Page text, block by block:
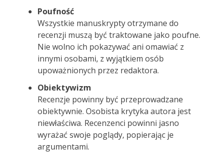
Poufność
Wszystkie manuskrypty otrzymane do
recenzji muszą być traktowane jako poufne.
Nie wolno ich pokazywać ani omawiać z
innymi osobami, z wyjątkiem osób
upoważnionych przez redaktora.
Obiektywizm
Recenzje powinny być przeprowadzane
obiektywnie. Osobista krytyka autora jest
niewłaściwa. Recenzenci powinni jasno
wyrażać swoje poglądy, popierając je
argumentami.